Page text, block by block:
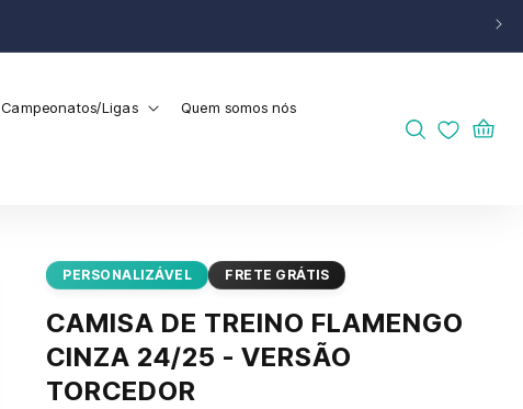
Campeonatos/Ligas Quem somos nós
Carrinho
PERSONALIZÁVEL FRETE GRÁTIS
CAMISA DE TREINO FLAMENGO
CINZA 24/25 - VERSÃO
TORCEDOR